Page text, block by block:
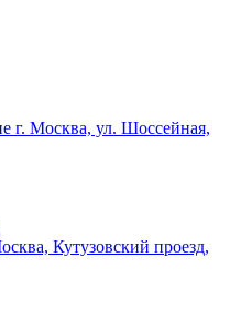
г. Москва, ул. Шоссейная,
Кутузовский проезд,